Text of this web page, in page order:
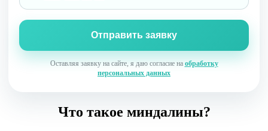
Оставляя заявку на сайте, я даю согласие на обработку
персональных данных
Что такое миндалины?